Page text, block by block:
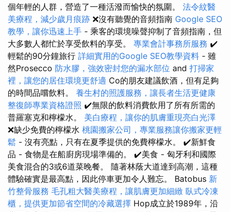
個年輕的人群，營造了一種活潑而愉快的氛圍。 法令紋醫
美療程，減少歲月痕跡 ❌沒有聽覺的音頻指南 Google SEO
教學，讓你迅速上手 - 乘客的環境噪聲抑制了音頻指南，但
大多數人都忙於享受飲料的享受。 專業會計事務所服務 ✔️
輕鬆的90分鐘旅行 詳細實用的Google SEO教學資料 - 雖
然Prosecco 防水膠，強效密封您的漏水部位 and 打掃家
裡，讓您的居住環境更舒適 Co的朋友建議飲酒，但有足夠
的時間品嚐飲料。 養生村的照護服務，讓長者生活更健康
整復師專業資格證照 ✔️無限的飲料消費飲用了所有所需的
普羅塞克和檸檬水。 美白療程，讓你的肌膚重現亮白光澤
❌缺少免費的檸檬水 桃園搬家公司，專業服務讓你搬家更輕
鬆 - 沒有亮點，只有在夏季提供的免費檸檬水。 ✔️新鮮食
品 - 食物是在船廚房現場準備的。 ✔️美食 - 匈牙利和國際
美食混合的3或6道菜晚餐。 隨著林蔭大道達到高潮，這種
體驗確實是最高點，因此停車更加令人難忘。 Batobus 新
竹整骨服務 毛孔粗大醫美療程，讓肌膚更加細緻 臥式冷凍
櫃，提供更加節省空間的冷藏選擇 Hop成立於1989年，沿